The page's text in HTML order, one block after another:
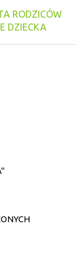
RODZICÓW
DZIECKA